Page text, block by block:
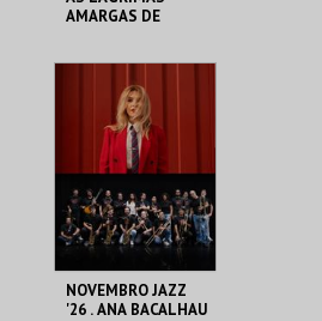
AMARGAS DE
CRIATIVIDADE
MAIS INFO
COMPRAR
NOVEMBRO JAZZ
'26 . ANA BACALHAU